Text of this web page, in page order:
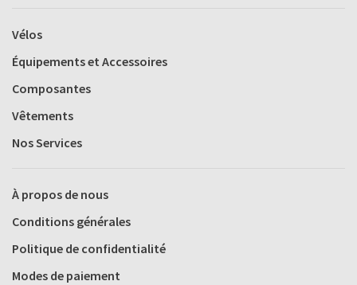
Vélos
Équipements et Accessoires
Composantes
Vêtements
Nos Services
À propos de nous
Conditions générales
Politique de confidentialité
Modes de paiement